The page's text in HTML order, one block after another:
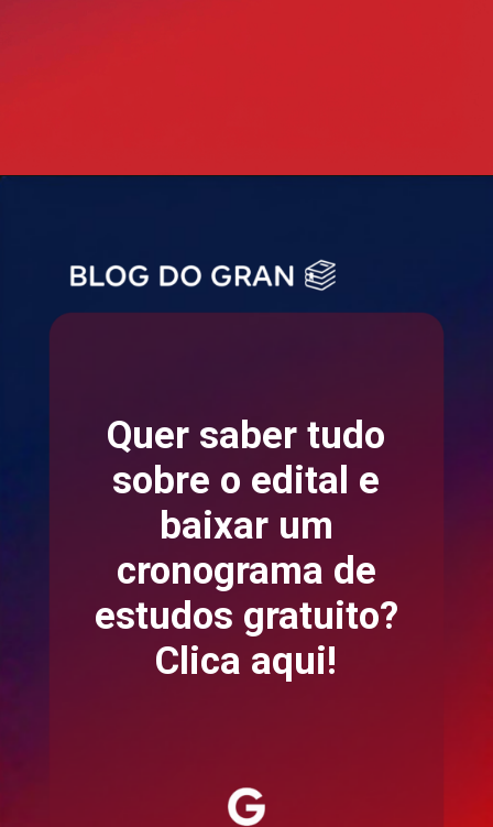
Quer saber tudo
sobre o edital e
baixar um
cronograma de
estudos gratuito?
Clica aqui!